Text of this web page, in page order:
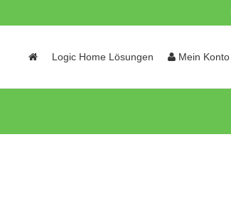
Logic Home Lösungen Mein Konto